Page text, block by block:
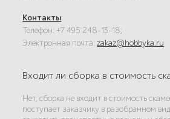
Контакты:
Телефон: +7 495 248-13-18;
Электронная почта:zakaz@hobbyka.ru
Входит ли сборка в стоимость
Нет, сборка не входит в стоимость
поступает заказчику в разобранном